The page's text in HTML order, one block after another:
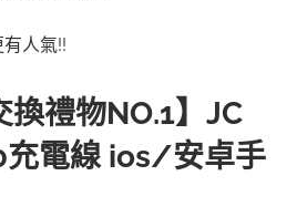
人氣!!
換禮物NO.1】JC
充電線 ios/安卓手